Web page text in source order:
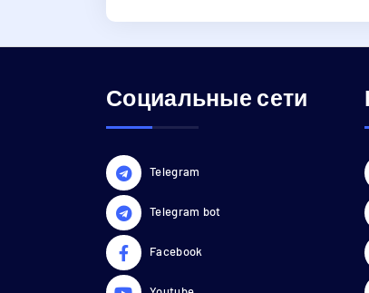
Социальные сети
Telegram
Telegram bot
Facebook